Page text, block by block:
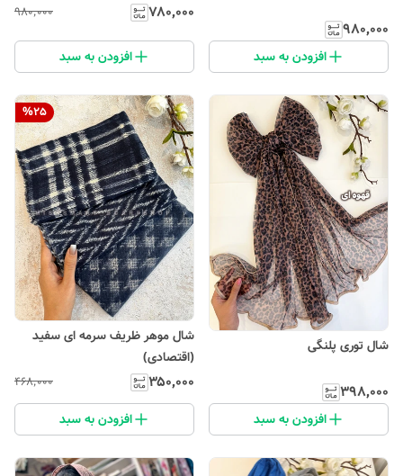
۹۸۰٬۰۰۰
افزودن به سبد
۷۸۰٬۰۰۰ ۹۸۰٬۰۰۰
افزودن به سبد
شال توری پلنگی
۳۹۸٬۰۰۰
افزودن به سبد
%25
شال موهر ظریف سرمه ای سفید
(اقتصادی)
۳۵۰٬۰۰۰ ۴۶۸٬۰۰۰
افزودن به سبد